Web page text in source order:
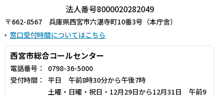
法人番号8000020282049
〒662-8567 兵庫県西宮市六湛寺町10番3号（本庁舎）
窓口受付時間についてはこちら
西宮市総合コールセンター
電話番号：
0798-36-5000
受付時間：
平日 午前8時30分から午後7時
土曜・日曜・祝日・12月29日から12月31日 午前9